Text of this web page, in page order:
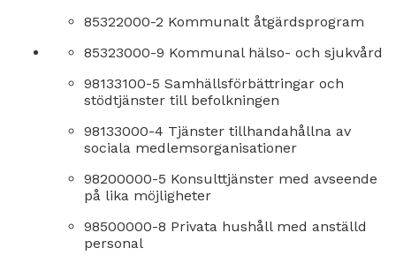
85322000-2 Kommunalt åtgärdsprogram
85323000-9 Kommunal hälso- och sjukvård
98133100-5 Samhällsförbättringar och
stödtjänster till befolkningen
98133000-4 Tjänster tillhandahållna av
sociala medlemsorganisationer
98200000-5 Konsulttjänster med avseende
på lika möjligheter
98500000-8 Privata hushåll med anställd
personal